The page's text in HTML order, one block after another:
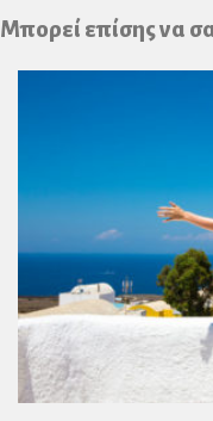
Μπορεί επίσης να